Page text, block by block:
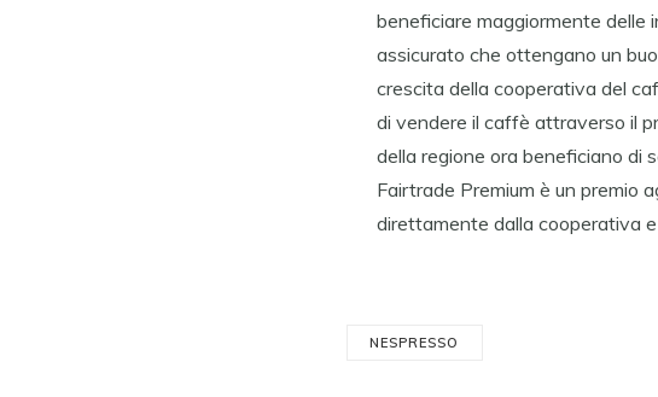
beneficiare maggiormente delle
assicurato che ottengano un
crescita della cooperativa del
di vendere il caffè attraverso il
della regione ora beneficiano di
Fairtrade Premium è un premio
direttamente dalla cooperativa
NESPRESSO